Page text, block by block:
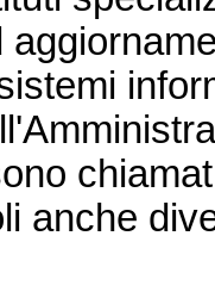
anche